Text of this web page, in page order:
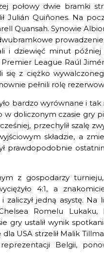
połowy dwie bramki
Julián Quiñones. Na
Quansah. Synowie
i dziewięć minut
League Raúl
się z ciężko
pełnili rolę
bardzo wyrównane i
w doliczonym czasie gry
przechylił szalę
składzie, a
prawdopodobnie
z gospodarzy
4:1, a
jedną asystę.
Romelu
gry ustalił wynik
USA strzelił Malik
Belgii,